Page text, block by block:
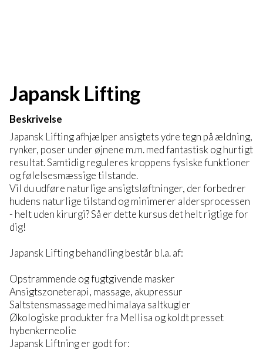
Japansk Lifting
Beskrivelse
Japansk Lifting afhjælper ansigtets ydre tegn på ældning,
rynker, poser under øjnene m.m. med fantastisk og hurtigt
resultat. Samtidig reguleres kroppens fysiske funktioner
og følelsesmæssige tilstande.
Vil du udføre naturlige ansigtsløftninger, der forbedrer
hudens naturlige tilstand og minimerer aldersprocessen
- helt uden kirurgi? Så er dette kursus det helt rigtige for
dig!
Japansk Lifting behandling består bl.a. af:
Opstrammende og fugtgivende masker
Ansigtszoneterapi, massage, akupressur
Saltstensmassage med himalaya saltkugler
Økologiske produkter fra Mellisa og koldt presset
hybenkerneolie
Japansk Liftning er godt for: